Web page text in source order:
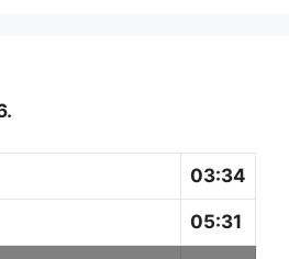
03:34
05:31